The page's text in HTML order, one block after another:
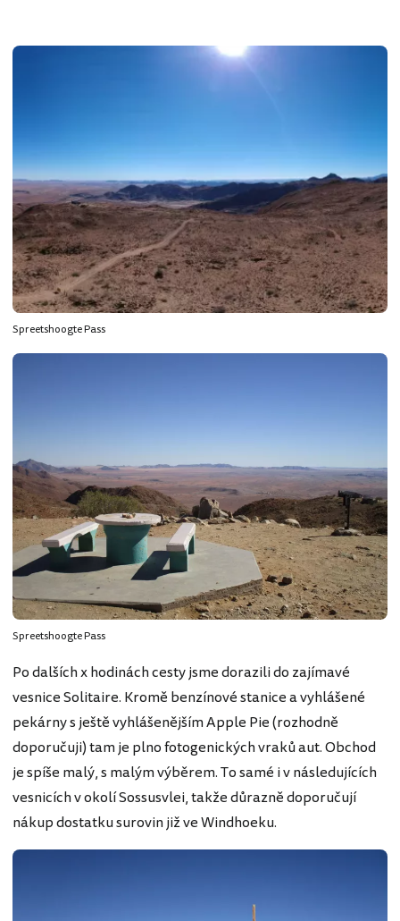
Spreetshoogte Pass
Spreetshoogte Pass
Po dalších x hodinách cesty jsme dorazili do zajímavé
vesnice Solitaire. Kromě benzínové stanice a vyhlášené
pekárny s ještě vyhlášenějším Apple Pie (rozhodně
doporučuji) tam je plno fotogenických vraků aut. Obchod
je spíše malý, s malým výběrem. To samé i v následujících
vesnicích v okolí Sossusvlei, takže důrazně doporučují
nákup dostatku surovin již ve Windhoeku.